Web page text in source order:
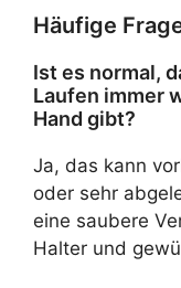
Häufige
Ist es normal,
Laufen immer
Hand gibt?
Ja, das kann
oder sehr
eine saubere
Halter und